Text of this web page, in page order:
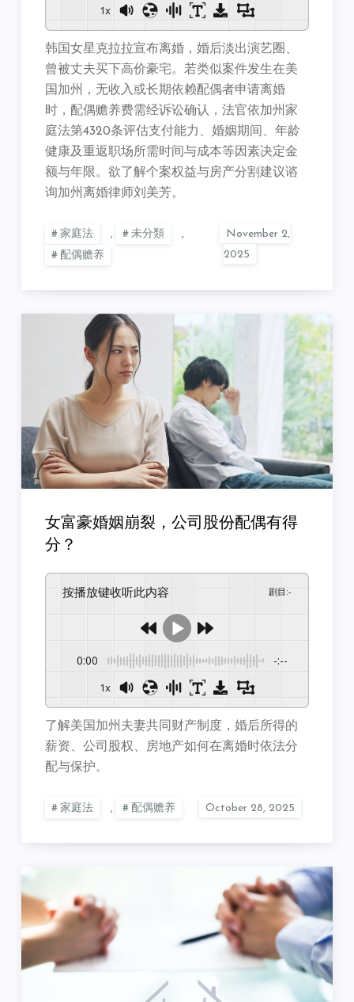
1x
韩国女星克拉拉宣布离婚，婚后淡出演艺圈、
曾被丈夫买下高价豪宅。若类似案件发生在美
国加州，无收入或长期依赖配偶者申请离婚
时，配偶赡养费需经诉讼确认，法官依加州家
庭法第4320条评估支付能力、婚姻期间、年龄
健康及重返职场所需时间与成本等因素决定金
额与年限。欲了解个案权益与房产分割建议谘
询加州离婚律师刘美芳。
家庭法 , 未分類
,
配偶赡养
女富豪婚姻崩裂，公司股份配偶有得
分？
按播放键收听此内容 剧目 :-
0:00 -:--
1x
了解美国加州夫妻共同财产制度，婚后所得的
薪资、公司股权、 房地产如何在离婚时依法分
配与保护。
家庭法 , 配偶赡养